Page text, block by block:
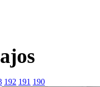
192 191 190